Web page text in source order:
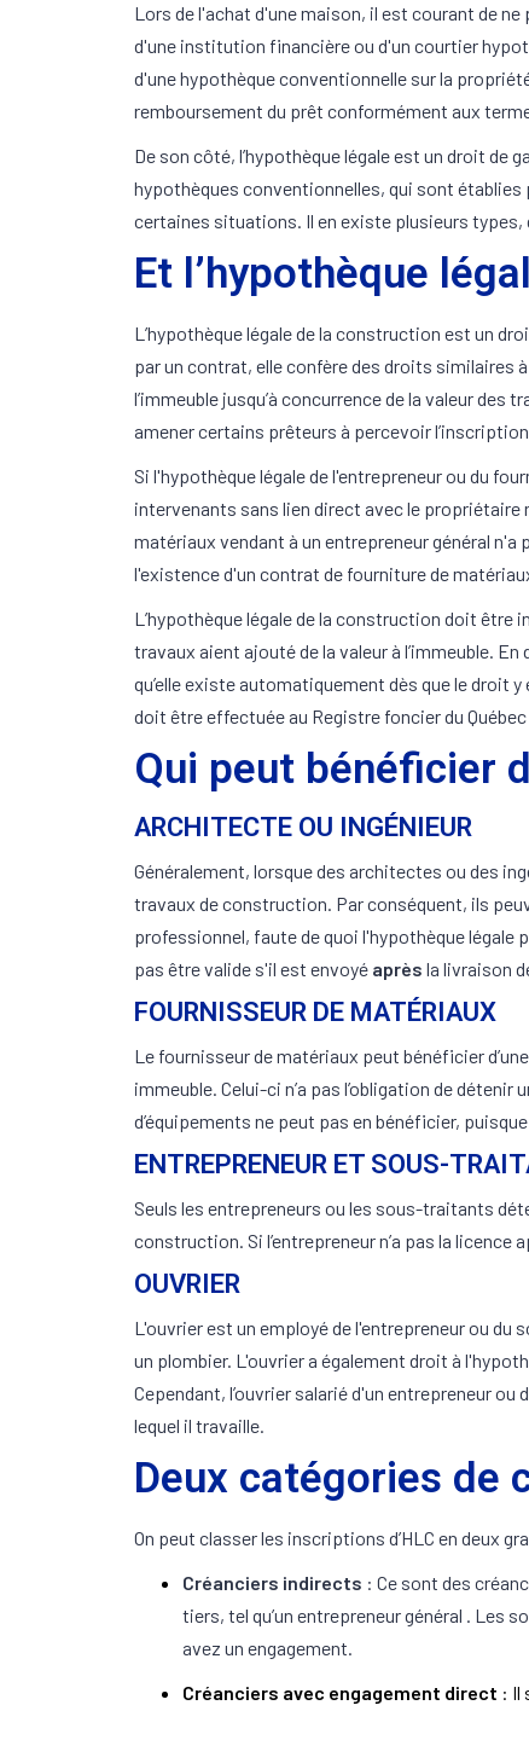
Lors de l'achat d'une maison, il est courant de
d'une institution financière ou d'un courtier
d'une hypothèque conventionnelle sur la
remboursement du prêt conformément aux
De son côté, l’hypothèque légale est un droit
hypothèques conventionnelles, qui sont établies
certaines situations. Il en existe plusieurs types,
Et l’hypothèque
L’hypothèque légale de la construction est un
par un contrat, elle confère des droits similaires
l’immeuble jusqu’à concurrence de la valeur
amener certains prêteurs à percevoir
Si l'hypothèque légale de l'entrepreneur ou du
intervenants sans lien direct avec le
matériaux vendant à un entrepreneur général
l'existence d'un contrat de fourniture de
L’hypothèque légale de la construction doit
travaux aient ajouté de la valeur à l’immeuble.
qu’elle existe automatiquement dès que le droit
doit être effectuée au Registre foncier du Québec
Qui peut bénéficier
ARCHITECTE OU INGÉNIEUR
Généralement, lorsque des architectes ou des
travaux de construction. Par conséquent, ils
professionnel, faute de quoi l'hypothèque légale
pas être valide s'il est envoyé après la livraison
FOURNISSEUR DE MATÉRIAUX
Le fournisseur de matériaux peut bénéficier
immeuble. Celui-ci n’a pas l’obligation de
d’équipements ne peut pas en bénéficier,
ENTREPRENEUR ET SOUS-
Seuls les entrepreneurs ou les sous-traitants
construction. Si l’entrepreneur n’a pas la licence
OUVRIER
L'ouvrier est un employé de l'entrepreneur ou
un plombier. L'ouvrier a également droit à
Cependant, l’ouvrier salarié d'un entrepreneur
lequel il travaille.
Deux catégories de
On peut classer les inscriptions d’HLC en deux
Créanciers indirects : Ce sont des
tiers, tel qu’un entrepreneur général . Les
avez un engagement.
Créanciers avec engagement direct : Il